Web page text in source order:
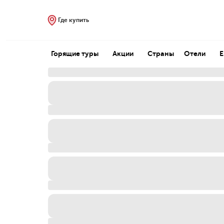
Где купить
Горящие туры Акции Страны Отели